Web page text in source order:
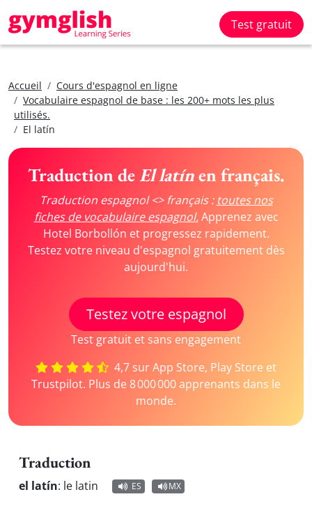
Test gratuit
Accueil
Cours d'espagnol en ligne
Vocabulaire espagnol de base : les 200+ mots les plus
utilisés.
El latín
Traduction deEl latínen français.
Traduction espagnol <> français : toutes nos
fiches de vocabulaire espagnol.Apprenez avec
Hotel Borbollón et progressez rapidement.
Testez votre niveau d'espagnol gratuitement dès
aujourd'hui.
Testez votre espagnol
Test gratuit et sans engagement
4,7 sur App Store, Play Store et
Trustpilot. Plus de 8 000 000 apprenants dans le
monde.
Traduction
el latín: le latin ES MX